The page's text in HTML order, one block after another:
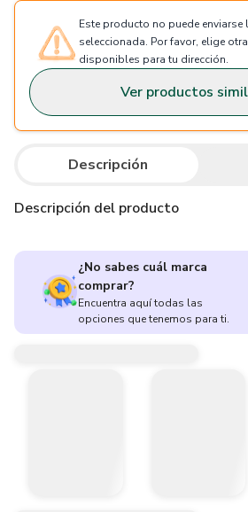
Este producto no puede enviarse
seleccionada. Por favor, elige
disponibles para tu dirección.
Ver productos
Descripción
Descripción del producto
¿No sabes cuál marca
comprar?
Encuentra aquí todas las
opciones que tenemos para ti.